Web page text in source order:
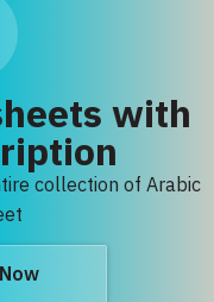
with
collection of Arabic